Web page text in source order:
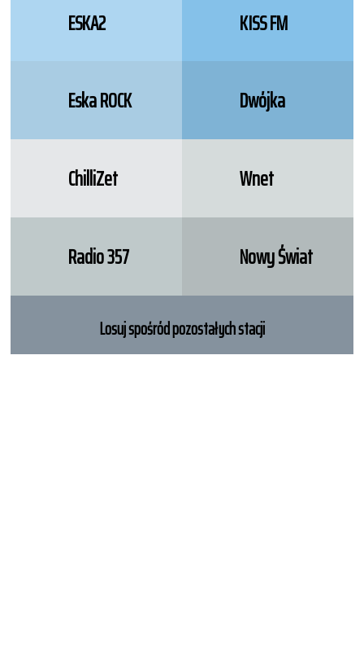
ESKA2 KISS FM
Eska ROCK Dwójka
ChilliZet Wnet
Radio 357 Nowy Świat
Losuj spośród pozostałych stacji